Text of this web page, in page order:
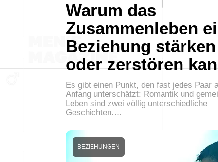
Warum das
Zusammenleben
Beziehung stärken
oder zerstören
Es gibt einen Punkt, den fast jedes Paar
Anfang unterschätzt: Romantik und
Leben sind zwei völlig unterschiedliche
Geschichten.…
BEZIEHUNGEN